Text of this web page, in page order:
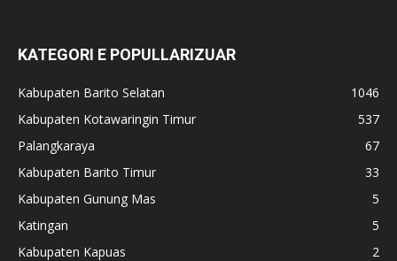
KATEGORI E POPULLARIZUAR
Kabupaten Barito Selatan
1046
Kabupaten Kotawaringin Timur
537
Palangkaraya
67
Kabupaten Barito Timur
33
Kabupaten Gunung Mas
5
Katingan
5
Kabupaten Kapuas
2